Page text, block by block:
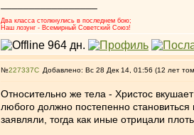
Два класса столкнулись в последнем бою;
Наш лозунг - Всемирный Советский Союз!
№227337 Добавлено: Вс 28 Дек 14, 01:56 (12 лет
Относительно же тела - Христос
любого должно постепенно
заявляли, тогда как иные отрицали